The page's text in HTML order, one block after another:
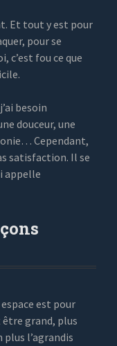
Et tout y est pour
pour se
c’est fou ce que
besoin
douceur, une
Cependant,
satisfaction. Il se
appelle
est pour
grand, plus
l’agrandis